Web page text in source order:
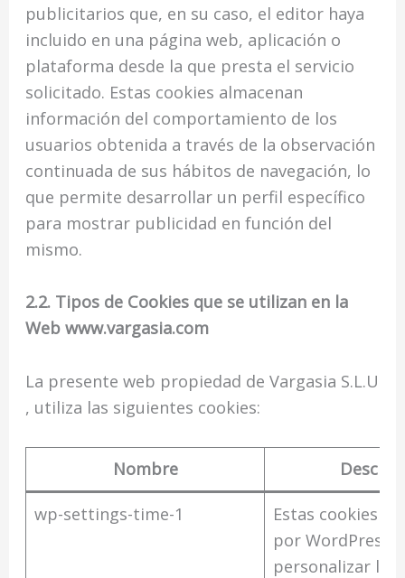
publicitarios que, en su caso, el editor haya
incluido en una página web, aplicación o
plataforma desde la que presta el servicio
solicitado. Estas cookies almacenan
información del comportamiento de los
usuarios obtenida a través de la observación
continuada de sus hábitos de navegación, lo
que permite desarrollar un perfil específico
para mostrar publicidad en función del
mismo.
2.2. Tipos de Cookies que se utilizan en la
Web www.vargasia.com
La presente web propiedad de Vargasia S.L.U
, utiliza las siguientes cookies:
Nombre
wp-settings-time-1
Estas cookies
por WordPress
personalizar la